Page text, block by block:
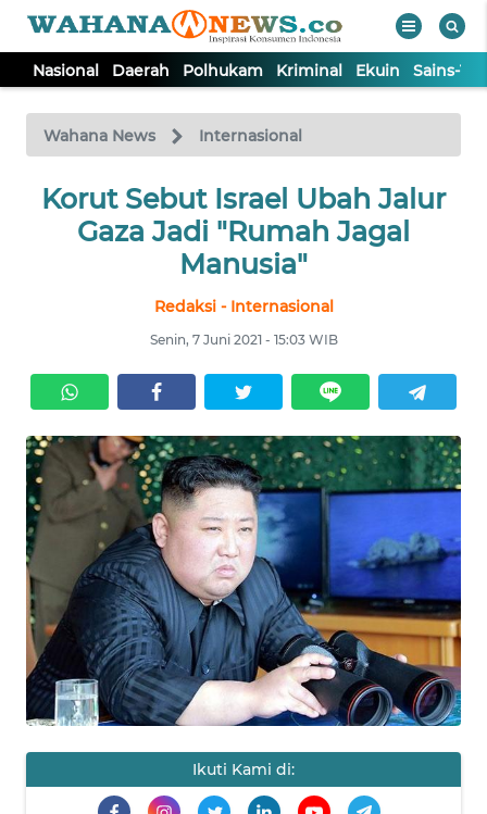
Nasional Daerah Polhukam Kriminal Ekuin Sains-
Wahana News Internasional
Korut Sebut Israel Ubah Jalur
Gaza Jadi "Rumah Jagal
Manusia"
Redaksi - Internasional
Senin, 7 Juni 2021 - 15:03 WIB
Ikuti Kami di:
TV
Tutup
NASIONAL
KRIMINAL
EKUIN
SAINS-TEKNO
KESEHATAN
INTERNASIONAL
SERBA-SERBI
OLAHRAGA